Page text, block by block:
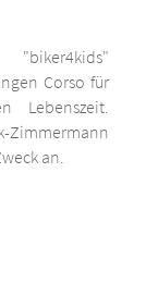
Corso für
Lebenszeit.
Zimmermann
an.